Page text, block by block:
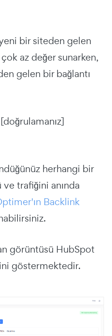
bir siteden gelen
çok az değer sunarken,
gelen bir bağlantı
herhangi bir
trafiğini anında
Backlink
görüntüsü HubSpot
göstermektedir.